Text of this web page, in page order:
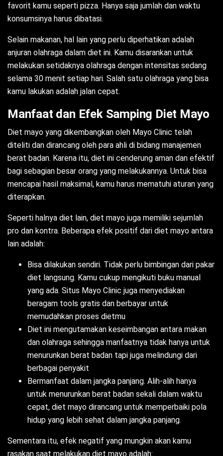
favorit kamu seperti pizza. Hanya saja jumlah dan waktu
konsumsinya harus dibatasi.
Selain makanan, hal lain yang perlu diperhatikan adalah
anjuran olahraga dalam diet ini. Kamu disarankan untuk
melakukan setidaknya olahraga dengan intensitas sedang
selama 30 menit setiap hari. Salah satu olahraga yang bisa
kamu lakukan adalah jalan cepat.
Manfaat dan Efek Samping Diet Mayo
Diet mayo yang dikembangkan oleh Mayo Clinic telah
diteliti dan dirancang oleh para ahli di bidang manajemen
berat badan. Karena itu, diet ini cenderung aman dan efektif
bagi sebagian besar orang yang melakukannya. Untuk bisa
mencapai hasil maksimal, kamu harus mematuhi aturan yang
diterapkan.
Seperti halnya diet lain, diet mayo juga memiliki sejumlah
pro dan kontra. Beberapa efek positif dari diet mayo antara
lain adalah:
Bisa dilakukan sendiri. Tidak perlu bimbingan dari pakar
diet langsung. Kamu cukup mengikuti buku manual
yang ada. Situs Mayo Clinic juga menyediakan
beragam tools gratis dan berbayar untuk
memudahkan proses dietmu
Diet ini mengutamakan keseimbangan antara makan
dan olahraga sehingga manfaatnya tidak hanya untuk
menurunkan berat badan tapi juga melindungi dari
berbagai penyakit
Bermanfaat dalam jangka panjang. Alih-alih hanya
untuk menurunkan berat badan sekali dalam waktu
cepat, diet mayo dirancang untuk memperbaiki pola
hidup yang lebih sehat dalam jangka panjang.
Sementara itu, efek negatif yang mungkin akan kamu
rasakan saat melakukan diet mayo adalah: